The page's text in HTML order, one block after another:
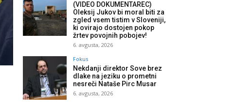
(VIDEO DOKUMENTAREC)
Oleksij Jukov bi moral biti za
zgled vsem tistim v Sloveniji,
ki ovirajo dostojen pokop
žrtev povojnih pobojev!
6. avgusta, 2026
Fokus
Nekdanji direktor Sove brez
dlake na jeziku o prometni
nesreči Nataše Pirc Musar
6. avgusta, 2026